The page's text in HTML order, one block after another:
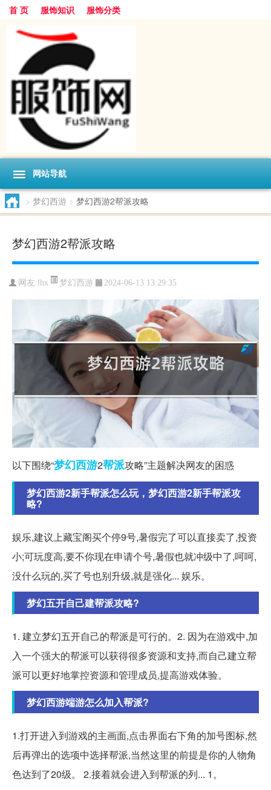
首 页 服饰知识 服饰分类
网站导航
> 梦幻西游 > 梦幻西游2帮派攻略
梦幻西游2帮派攻略
网友: lhx 梦幻西游 2024-06-13 13:29:35
以下围绕“梦幻西游2帮派攻略”主题解决网友的困惑
梦幻西游2新手帮派怎么玩，梦幻西游2新手帮派攻
略?
娱乐,建议上藏宝阁买个停9号,暑假完了可以直接卖了,投资
小;可玩度高,要不你现在申请个号,暑假也就冲级中了,呵呵,
没什么玩的,买了号也别升级,就是强化... 娱乐。
梦幻五开自己建帮派攻略?
1. 建立梦幻五开自己的帮派是可行的。2. 因为在游戏中,加
入一个强大的帮派可以获得很多资源和支持,而自己建立帮
派可以更好地掌控资源和管理成员,提高游戏体验。
梦幻西游端游怎么加入帮派?
1.打开进入到游戏的主画面,点击界面右下角的加号图标,然
后再弹出的选项中选择帮派,当然这里的前提是你的人物角
色达到了20级。 2.接着就会进入到帮派的列... 1。